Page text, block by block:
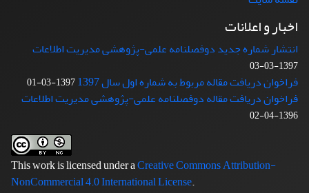
اخبار و اعلانات
انتشار شماره جدید دوفصلنامه علمی-پژوهشی مدیریت اطلاعات
1397-03-03
فراخوان دریافت مقاله مربوط به شماره اول سال 1397 1397-03-01
فراخوان دریافت مقاله دوفصلنامه علمی-پژوهشی مدیریت اطلاعات
1396-04-02
This work is licensed under aCreative Commons Attribution-
NonCommercial 4.0 International License.